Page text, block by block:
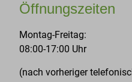
Öffnungszeiten
Montag-Freitag:
08:00-17:00 Uhr
(nach vorheriger